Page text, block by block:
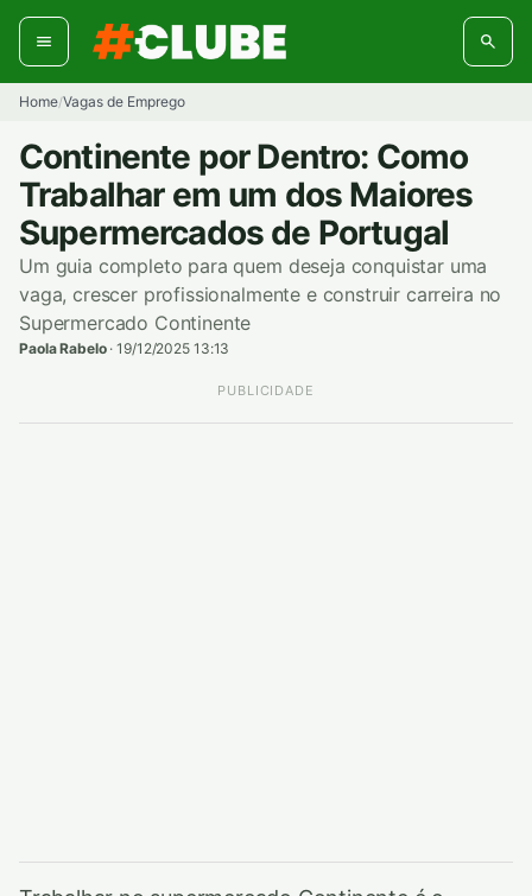
Pular
para
conteúdo
Home/Vagas de Emprego
Continente por Dentro: Como
Trabalhar em um dos Maiores
Supermercados de Portugal
Um guia completo para quem deseja conquistar uma
vaga, crescer profissionalmente e construir carreira no
Supermercado Continente
Paola Rabelo·19/12/2025 13:13
PUBLICIDADE